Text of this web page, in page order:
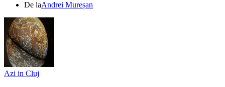
De laAndrei Mureșan
Azi in Cluj